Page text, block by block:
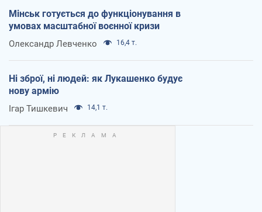
Мінськ готується до функціонування в
умовах масштабної воєнної кризи
Олександр Левченко 16,4 т.
Ні зброї, ні людей: як Лукашенко будує
нову армію
Ігар Тишкевич 14,1 т.